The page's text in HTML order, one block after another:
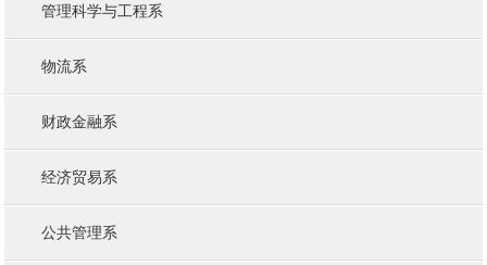
管理科学与工程系
物流系
财政金融系
经济贸易系
公共管理系